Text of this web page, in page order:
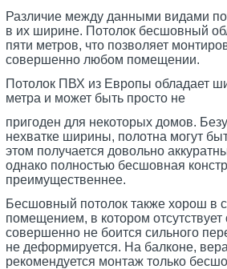
Различие между данными видами
в их ширине. Потолок бесшовный
пяти метров, что позволяет
совершенно любом помещении.
Потолок ПВХ из Европы обладает
метра и может быть просто не
пригоден для некоторых домов.
нехватке ширины, полотна могут
этом получается довольно
однако полностью бесшовная
преимущественнее.
Бесшовный потолок также хорош в
помещением, в котором
совершенно не боится сильного
не деформируется. На балконе,
рекомендуется монтаж только